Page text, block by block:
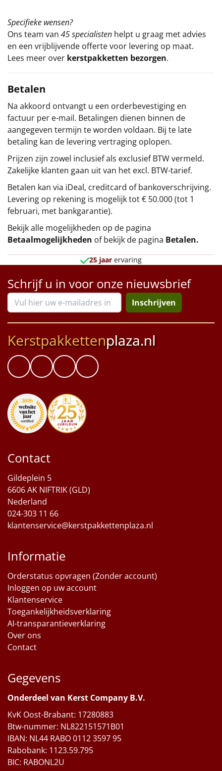
Specifieke wensen?
Ons team van 45 specialisten helpt u graag met advies
en een vrijblijvende offerte voor levering op maat.
Lees meer over kerstpakketten bezorgen.
Betalen
Na akkoord ontvangt u een orderbevestiging en
factuur per e-mail. Betalingen dienen binnen de
aangegeven termijn te worden voldaan. Bij te late
betaling kan de levering vertraging oplopen.
Prijzen zijn zowel inclusief als exclusief BTW vermeld.
Zakelijke klanten gaan uit van het excl. BTW-tarief.
Betalen kan via iDeal, creditcard of bankoverschrijving.
Levering op rekening is mogelijk tot € 50.000 (tot 1
februari, met bankgarantie).
Bekijk alle mogelijkheden op de pagina
Betaalmogelijkheden of bekijk de pagina Betalen.
25 jaar ervaring
Schrijf u in voor onze nieuwsbrief
Inschrijven
Kerstpakkettenplaza.nl
Contact
Gildeplein 5
6606 AK NIFTRIK (GLD)
Nederland
024-303 11 66
klantenservice@kerstpakkettenplaza.nl
Informatie
Orderstatus opvragen (Zonder account)
Inloggen op uw account
Klantenservice
Toegankelijkheidsverklaring
AI-transparantieverklaring
Over ons
Contact
Gegevens
Onderdeel van Kerst Company B.V.
KvK Oost-Brabant: 17280883
Btw-nummer: NL822151571B01
IBAN: NL44 RABO 0112 3597 95
Rabobank: 1123.59.795
BIC: RABONL2U